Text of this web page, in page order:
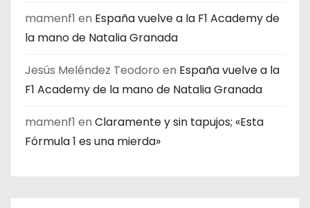
mamenf1 en España vuelve a la F1 Academy de
la mano de Natalia Granada
Jesús Meléndez Teodoro en España vuelve a la
F1 Academy de la mano de Natalia Granada
mamenf1 en Claramente y sin tapujos; «Esta
Fórmula 1 es una mierda»